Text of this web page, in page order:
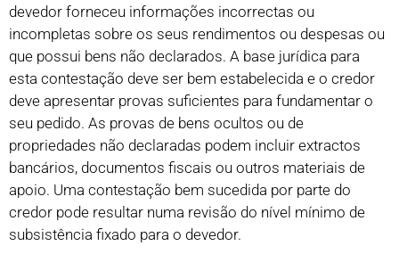
devedor forneceu informações incorrectas ou
incompletas sobre os seus rendimentos ou despesas ou
que possui bens não declarados. A base jurídica para
esta contestação deve ser bem estabelecida e o credor
deve apresentar provas suficientes para fundamentar o
seu pedido. As provas de bens ocultos ou de
propriedades não declaradas podem incluir extractos
bancários, documentos fiscais ou outros materiais de
apoio. Uma contestação bem sucedida por parte do
credor pode resultar numa revisão do nível mínimo de
subsistência fixado para o devedor.